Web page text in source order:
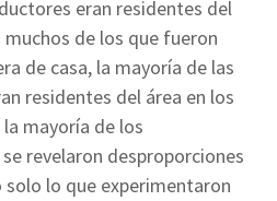
eran residentes del
muchos de los que fueron
de casa, la mayoría de las
residentes del área en los
mayoría de los
revelaron desproporciones
solo lo que experimentaron